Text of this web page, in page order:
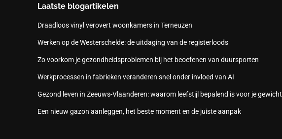
Laatste blogartikelen
Draadloos vinyl verovert woonkamers in Terneuzen
Werken op de Westerschelde: de uitdaging van de registerloods
Zo voorkom je gezondheidsproblemen bij het beoefenen van duursporten
Werkprocessen in fabrieken veranderen snel onder invloed van AI
Gezond leven in Zeeuws-Vlaanderen: waarom leefstijl bepalend is voor je gewicht
Een nieuw gazon aanleggen, het beste moment en de juiste aanpak